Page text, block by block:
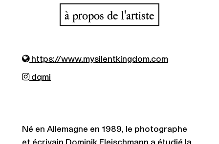
à propos de l'artiste
https://www.mysilentkingdom.com
dqmi
Né en Allemagne en 1989, le photographe